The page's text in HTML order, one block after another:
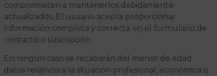
comprometen a mantenerlos debidamente
actualizados. El usuario acepta proporcionar
información completa y correcta en el formulario de
contacto o suscripción.
En ningún caso se recabarán del menor de edad
datos relativos a la situación profesional, económica o